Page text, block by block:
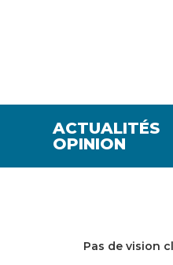
ACTUALITÉS
OPINION
Pas de vision